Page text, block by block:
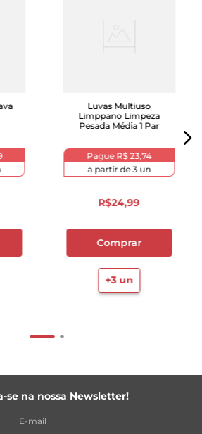
Luvas Multiuso
Limppano Limpeza
Pesada Média 1 Par
Pague R$ 23,74
a partir de3un
R$24,99
Comprar
+3un
se na nossa Newsletter!